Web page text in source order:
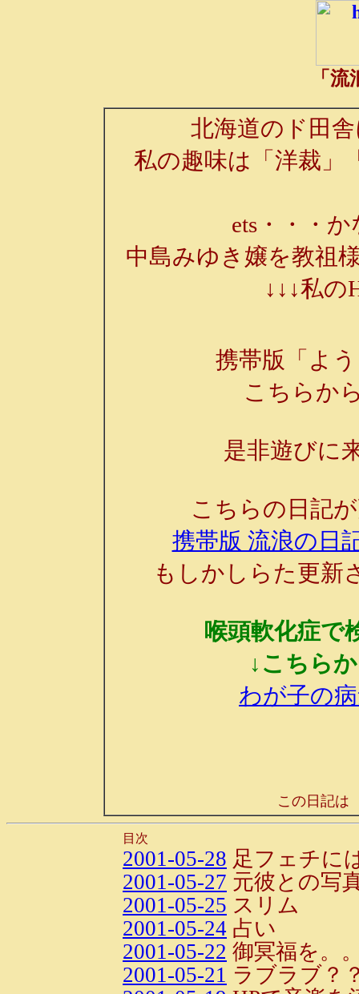
「
北海道のド田
私の趣味は「洋裁」
ets・・・
中島みゆき嬢を教祖
↓↓↓私の
携帯版「よ
こちらか
是非遊びに
こちらの日記
携帯版 流浪の日
もしかしらた更新
喉頭軟化症で
↓こちら
わが子の
この日記は
目次
2001-05-28 足フェチに
2001-05-27 元彼との写
2001-05-25 スリム
2001-05-24 占い
2001-05-22 御冥福を。
2001-05-21 ラブラブ？